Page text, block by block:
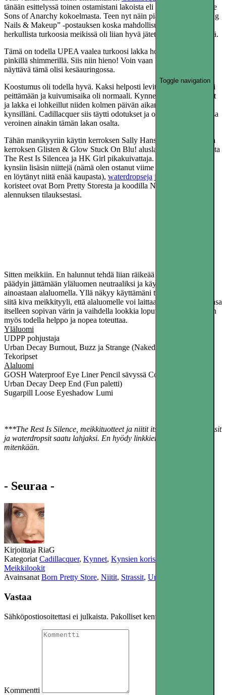
Toggle navigation
tänään esittelyssä toinen ostamistani lakoista eli The Rest Is Silence
Sons of Anarchy kokoelmasta. Teen nyt näin pian toisen ”Matching
Nails & Makeup” -postauksen koska mahdollisuus käyttää
herkullista turkoosia meikissä oli liian hyvä jätettäväksi käyttämättä.
Tämä on todella UPEA vaalea turkoosi lakka holo efektillä ja
pinkillä shimmerillä. Siis niin hieno! Voin vaan kuvitella kuinka
näyttävä tämä olisi kesäauringossa.
Koostumus oli todella hyvä. Kaksi helposti levittyvää kerrosta riitti
peittämään ja kuivumisaika oli normaali. Kynnet eivät värjäytyneet
ja lakka ei lohkeillut niiden kolmen päivän aikana kun lakkaus oli
kynsilläni. Cadillacquer siis täytti odotukset ja oli hyvän maineensa
veroinen ainakin tämän lakan osalta.
Tähän manikyyriin käytin kerroksen Sally Hansen Nail Rehabia ja
kerroksen Glisten & Glow Stuck On Blu! aluslakkaa, kaksi kerrosta
The Rest Is Silencea ja HK Girl pikakuivattaja. Nimettömien
kynsiin lisäsin niittejä (nämä olen ostanut viime vuoden puolella ja
en löytänyt niitä enää kaupasta), waterdropseja ja
koristeet ovat Born Pretty Storesta ja koodilla NZL91 saat -10%
alennuksen tilauksestasi.
Sitten meikkiin. En halunnut tehdä liian räikeää meikkiä, joten
päädyin jättämään yläluomen neutraaliksi ja käyttämään turkoosia
ainoastaan alaluomella. Yllä näkyy käyttämäni tuotteet. Tämä on
siitä kiva meikkityyli, että alaluomelle voi laittaa lähes minkä tahansa
itselleen sopivan värin ja vaihdella lookkia loputtomasti. Meikki on
myös todella helppo ja nopea toteuttaa.
Yläluomi
UDPP pohjustaja
Urban Decay Burnout, Buzz ja Strange (Naked 3 palette)
Tekoripset
Alaluomi
GOSH Waterproof Eye Liner Pencil sävyssä Cool Mint
Urban Decay Deep End (Fun paletti)
Sugarpill Loose Eyeshadow Lumi
***The Rest Is Silence, meikkituotteet ja niitit itse ostamiani. Strassit
ja waterdropsit saatu lahjaksi. En hyödy linkkien klikkauksista
mitenkään.
- Seuraa -
Kirjoittaja RiaG
Kategoriat Cadillacquer, Kynnet, Kynsien koristelu
Meikkilookit
Avainsanat Born Pretty Store, Niitit, Strassit, Urban Decay
Vastaa
Sähköpostiosoitettasi ei julkaista. Pakolliset kentät on merkitty
Kommentti